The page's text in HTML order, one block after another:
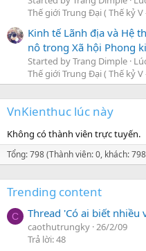
Thế giới Trung Đại ( Thế kỷ V
Kinh tế Lãnh địa và Hệ
nô trong Xã hội Phong
Started by Trang Dimple
Thế giới Trung Đại ( Thế kỷ V
VnKienthuc lúc này
Không có thành viên trực tuyến.
Tổng: 798 (Thành viên: 0, khách:
Trending content
C Thread 'Có ai biết nhiều
caothutrungky 26/2/09
Trả lời: 48